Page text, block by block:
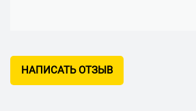
НАПИСАТЬ ОТЗЫВ